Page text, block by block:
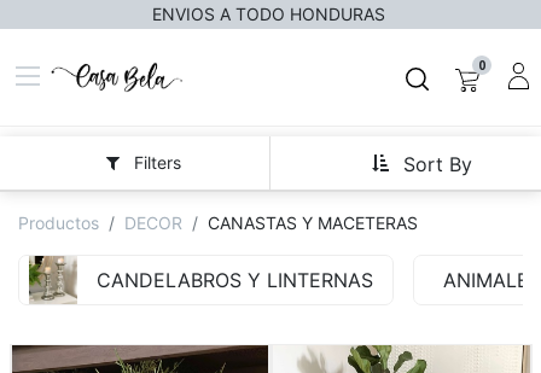
ENVIOS A TODO HONDURAS
0
Sort By
Filters
Productos DECOR CANASTAS Y MACETERAS
CANDELABROS Y LINTERNAS